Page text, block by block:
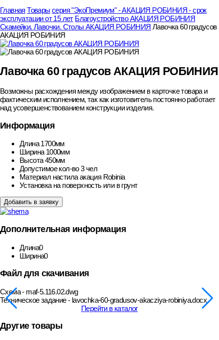
Главная Товары серия "ЭкоПремиум" - АКАЦИЯ РОБИНИЯ - срок
эксплуатации от 15 лет Благоустройство АКАЦИЯ РОБИНИЯ
Скамейки. Лавочки. Столы АКАЦИЯ РОБИНИЯ Лавочка 60 градусов
АКАЦИЯ РОБИНИЯ
Лавочка 60 градусов АКАЦИЯ РОБИНИЯ
Возможны расхождения между изображением в карточке товара и
фактическим исполнением, так как изготовитель постоянно работает
над усовершенствованием конструкции изделия.
Информация
Длина 1700мм
Ширина 1000мм
Высота 450мм
Допустимое кол-во 3 чел
Материал настила акация Robinia
Установка на поверхность или в грунт
Добавить в заявку
Дополнительная информация
Длина0
Ширина0
Файл для скачивания
Схема - maf-5.116.02.dwg
Техническое задание - lavochka-60-gradusov-akacziya-robiniya.docx
Перейти в каталог
Другие товары